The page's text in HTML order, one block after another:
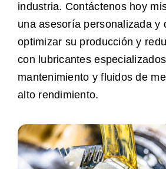
industria. Contáctenos hoy
una asesoría personalizada y
optimizar su producción y
con lubricantes
mantenimiento y fluidos de
alto rendimiento.